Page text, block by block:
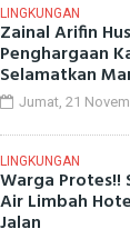
LINGKUNGAN
Zainal Arifin
Penghargaan
Selamatkan
Jumat, 21
LINGKUNGAN
Warga Protes!!
Air Limbah
Jalan